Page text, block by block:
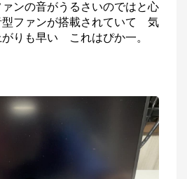
ンの音がうるさいのではと心
ファンが搭載されていて　気
がりも早い　これはぴか一。